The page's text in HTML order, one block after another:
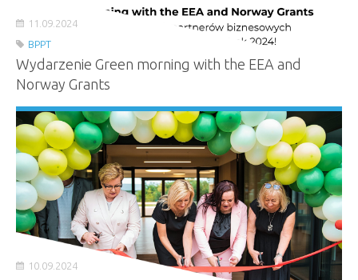
11.09.2024
BPPT
Wydarzenie Green morning with the EEA and
Norway Grants
10.09.2024